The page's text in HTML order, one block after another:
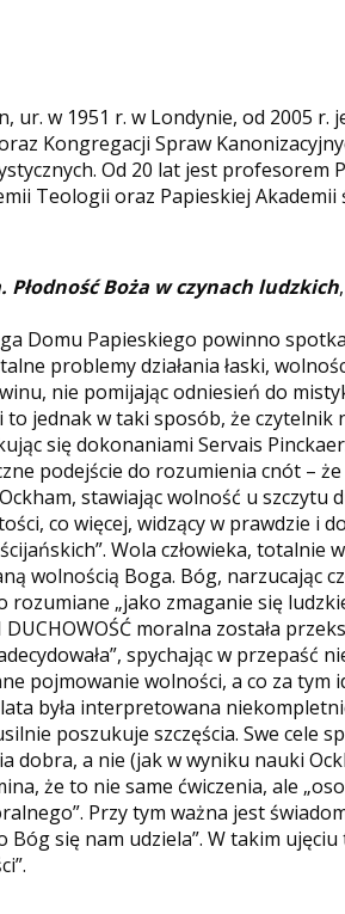
ur. w 1951 r. w Londynie, od 2005
Kongregacji Spraw
Od 20 lat jest profesorem
Teologii oraz Papieskiej
Płodność Boża w czynach ludzkich
Domu Papieskiego powinno
problemy działania łaski,
nie pomijając odniesień do
jednak w taki sposób, że
się dokonaniami Servais
podejście do rozumienia cnót –
stawiając wolność u szczytu
co więcej, widzący w prawdzie i
Wola człowieka,
wolnością Boga. Bóg, narzucając
rozumiane „jako zmaganie się
DUCHOWOŚĆ moralna została
spychając w przepaść
pojmowanie wolności, a co za
była interpretowana
poszukuje szczęścia. Swe cele
dobra, a nie (jak w wyniku nauki
że to nie same ćwiczenia, ale
Przy tym ważna jest
Bóg się nam udziela”. W takim